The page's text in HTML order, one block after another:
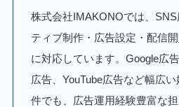
株式会社IMAKONOでは、
ティブ制作・広告設定・配信
に対応しています。Google広
広告、YouTube広告など幅広
件でも、広告運用経験豊富な